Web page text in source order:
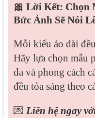
🎀 Lời Kết: Chọn
Bức Ảnh Sẽ Nói
Mỗi kiểu áo dài
Hãy lựa chọn mẫu
da và phong cách
đều tỏa sáng theo
💌 Liên hệ ngay